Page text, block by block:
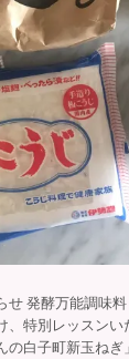
せ 発酵万能調味
、特別レッスンい
の白子町新玉ね